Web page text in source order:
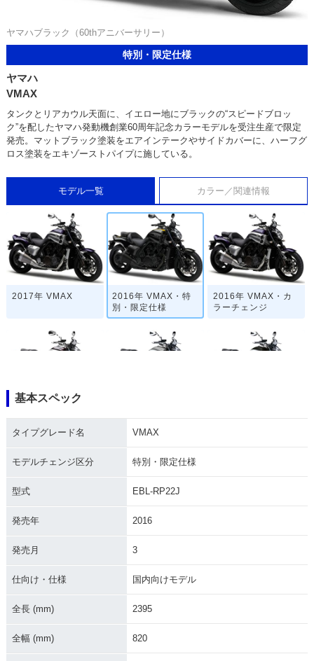
ヤマハブラック（60thアニバーサリー）
特別・限定仕様
ヤマハ
VMAX
タンクとリアカウル天面に、イエロー地にブラックの“スピードブロッ
ク”を配したヤマハ発動機創業60周年記念カラーモデルを受注生産で限定
発売。マットブラック塗装をエアインテークやサイドカバーに、ハーフグ
ロス塗装をエキゾーストパイプに施している。
モデル一覧 カラー／関連情報
2017年 VMAX
2016年 VMAX・特
別・限定仕様
2016年 VMAX・カ
ラーチェンジ
基本スペック
タイプグレード名 VMAX
モデルチェンジ区分 特別・限定仕様
型式 EBL-RP22J
発売年 2016
発売月 3
仕向け・仕様 国内向けモデル
全長 (mm) 2395
全幅 (mm) 820